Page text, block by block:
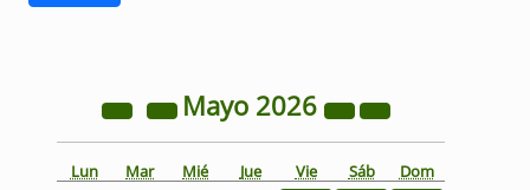
Mayo 2026
Lun Mar Mié Jue Vie Sáb Dom